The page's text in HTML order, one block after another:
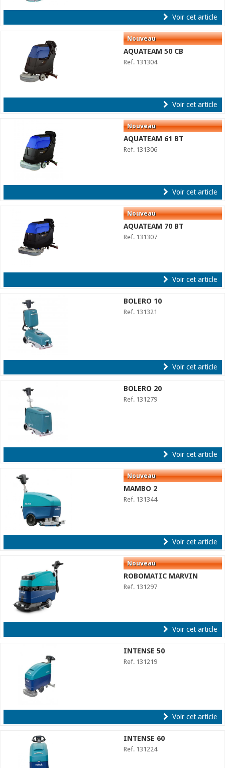
Voir cet article
AQUATEAM 50 CB
Ref. 131304
Voir cet article
AQUATEAM 61 BT
Ref. 131306
Voir cet article
AQUATEAM 70 BT
Ref. 131307
Voir cet article
BOLERO 10
Ref. 131321
Voir cet article
BOLERO 20
Ref. 131279
Voir cet article
MAMBO 2
Ref. 131344
Voir cet article
ROBOMATIC MARVIN
Ref. 131297
Voir cet article
INTENSE 50
Ref. 131219
Voir cet article
INTENSE 60
Ref. 131224